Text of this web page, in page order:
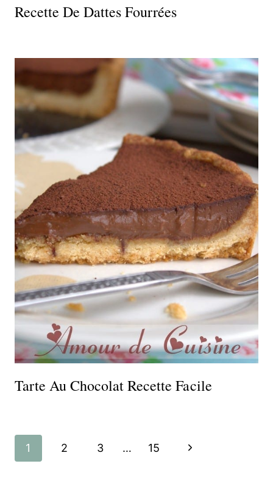
Recette De Dattes Fourrées
Tarte Au Chocolat Recette Facile
Navigation
1 2 3 … 15
Page